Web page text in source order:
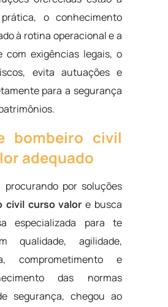
o conhecimento
à rotina operacional e a
com exigências legais, o
evita autuações e
para a segurança
bombeiro civil
adequado
procurando por soluções
civil curso valor e busca
especializada para te
qualidade, agilidade,
comprometimento e
das normas
segurança, chegou ao